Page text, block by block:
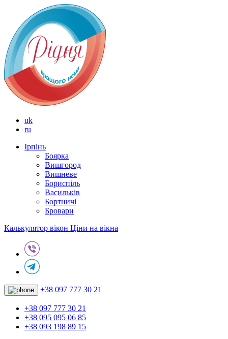
uk
ru
Ірпінь
Боярка
Вишгород
Вишневе
Бориспіль
Васильків
Бортничі
Бровари
Калькулятор вікон Ціни на вікна
+38 097 777 30 21
+38 097 777 30 21
+38 095 095 06 85
+38 093 198 89 15